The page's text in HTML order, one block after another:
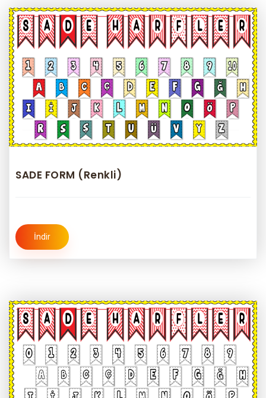
SADE FORM (Renkli)
İndir